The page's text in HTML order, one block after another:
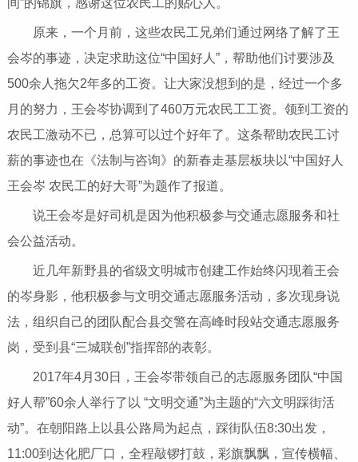
间”的锦旗，感谢这位农民工的贴心人。
原来，一个月前，这些农民工兄弟们通过网络了解了王
会岑的事迹，决定求助这位“中国好人”，帮助他们讨要涉及
500余人拖欠2年多的工资。让大家没想到的是，经过一个多
月的努力，王会岑协调到了460万元农民工工资。领到工资的
农民工激动不已，总算可以过个好年了。这条帮助农民工讨
薪的事迹也在《法制与咨询》的新春走基层板块以“中国好人
王会岑 农民工的好大哥”为题作了报道。
说王会岑是好司机是因为他积极参与交通志愿服务和社
会公益活动。
近几年新野县的省级文明城市创建工作始终闪现着王会
的岑身影，他积极参与文明交通志愿服务活动，多次现身说
法，组织自己的团队配合县交警在高峰时段站交通志愿服务
岗，受到县“三城联创”指挥部的表彰。
2017年4月30日，王会岑带领自己的志愿服务团队“中国
好人帮”60余人举行了以 “文明交通”为主题的“六文明踩街活
动”。在朝阳路上以县公路局为起点，踩街队伍8:30出发，
11:00到达化肥厂口，全程敲锣打鼓，彩旗飘飘，宣传横幅、